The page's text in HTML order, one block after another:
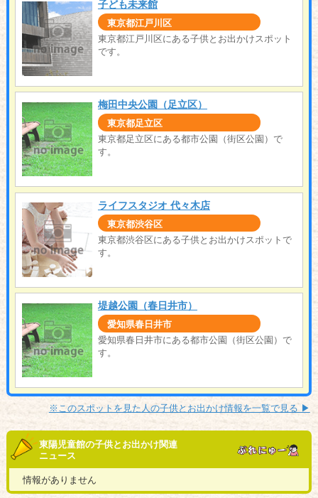
子ども未来館
東京都江戸川区
東京都江戸川区にある子供とお出かけスポット
です。
梅田中央公園（足立区）
東京都足立区
東京都足立区にある都市公園（街区公園）で
す。
ライフスタジオ 代々木店
東京都渋谷区
東京都渋谷区にある子供とお出かけスポットで
す。
堤越公園（春日井市）
愛知県春日井市
愛知県春日井市にある都市公園（街区公園）で
す。
※このスポットを見た人の子供とお出かけ情報を一覧で見る ▶︎
東陽児童館の子供とお出かけ関連
ニュース
情報がありません